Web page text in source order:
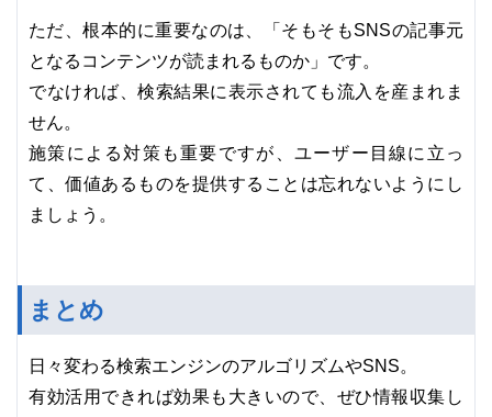
ただ、根本的に重要なのは、「そもそもSNSの記事元
となるコンテンツが読まれるものか」です。
でなければ、検索結果に表示されても流入を産まれま
せん。
施策による対策も重要ですが、ユーザー目線に立っ
て、価値あるものを提供することは忘れないようにし
ましょう。
まとめ
日々変わる検索エンジンのアルゴリズムやSNS。
有効活用できれば効果も大きいので、ぜひ情報収集し